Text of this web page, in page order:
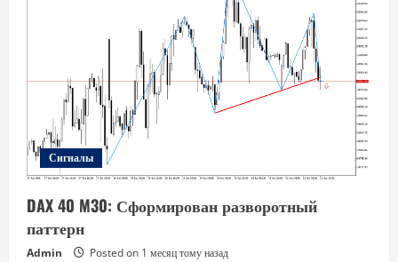
Сигналы
DAX 40 M30: Сформирован разворотный
паттерн
Admin Posted on 1 месяц тому назад